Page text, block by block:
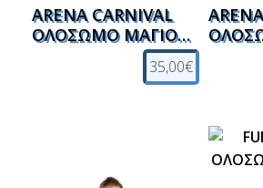
ARENA CARNIVAL
ΟΛΟΣΩΜΟ ΜΑΓΙΟ
35,00€